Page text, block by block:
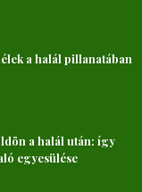
a halál pillanatában
a halál után: így
egyesülése